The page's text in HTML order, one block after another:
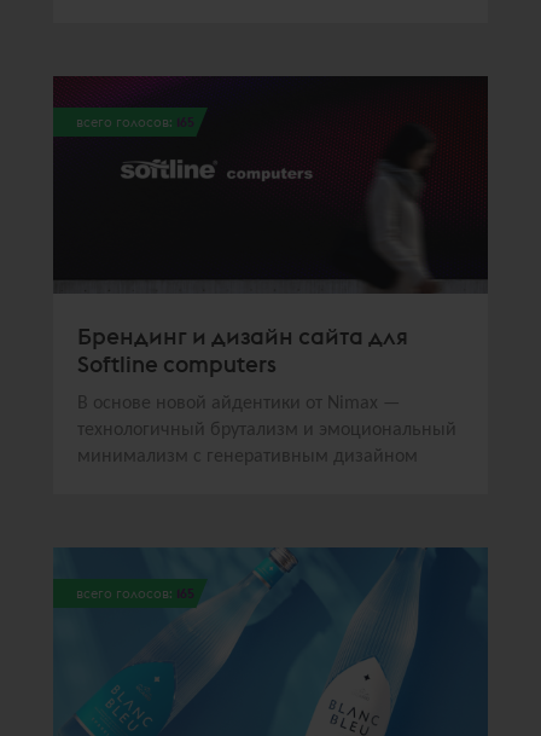
всего голосов: 165
Брендинг и дизайн сайта для
Softline computers
В основе новой айдентики от Nimax —
технологичный брутализм и эмоциональный
минимализм с генеративным дизайном
всего голосов: 165